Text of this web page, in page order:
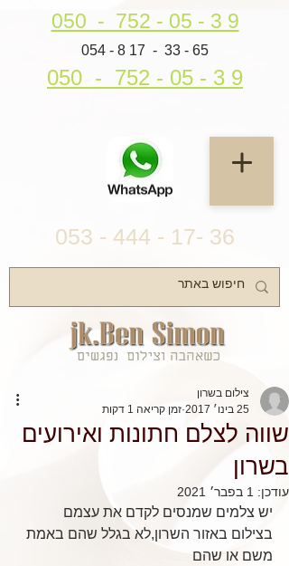
054 - 8 17 - 33 - 65
053 - 444 - 17- 36
050 - 752 - 05 - 3 9
050 - 752 - 05 - 3 9
שווה לצלם חתונות ואירועים
בשרון
צילום בשרון
25 בינו׳ 2017
זמן קריאה 1 דקות
עודכן: 1 בפבר׳ 2021
יש צלמים שמנסים לקדם את עצמם
בצילום באזור השרון,לא בגלל שהם באמת
משם או שהם